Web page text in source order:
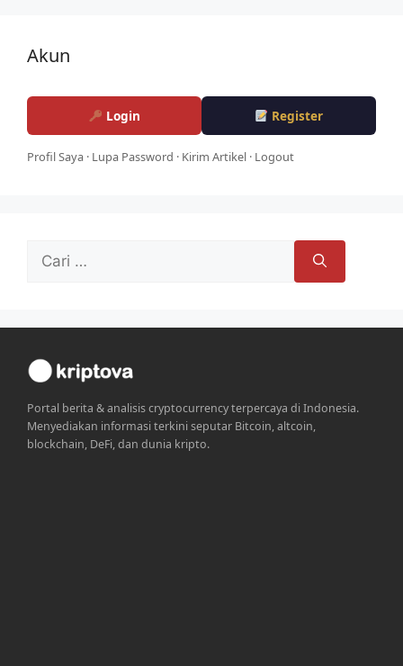
Akun
Login Register
Profil Saya · Lupa Password · Kirim Artikel · Logout
Cari
Portal berita & analisis cryptocurrency terpercaya di Indonesia.
Menyediakan informasi terkini seputar Bitcoin, altcoin,
blockchain, DeFi, dan dunia kripto.